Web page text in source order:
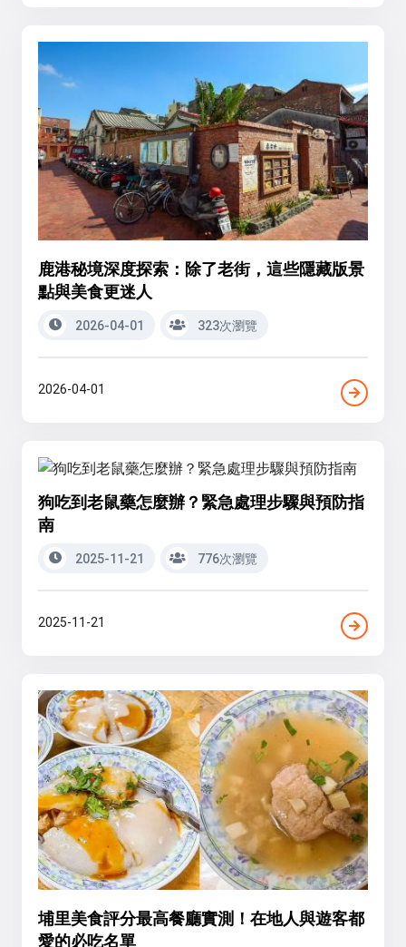
鹿港秘境深度探索：除了老街，這些隱藏版景
點與美食更迷人
2026-04-01 323次瀏覽
2026-04-01
狗吃到老鼠藥怎麼辦？緊急處理步驟與預防指
南
2025-11-21 776次瀏覽
2025-11-21
埔里美食評分最高餐廳實測！在地人與遊客都
愛的必吃名單